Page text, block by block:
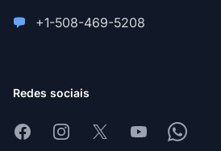
+1-508-469-5208
Redes sociais
FacebookInstagram
X YoutubeWhatsapp